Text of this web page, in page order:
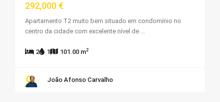
292,000 €
Apartamento T2 muito bem situado em condomínio no
centro da cidade com excelente nível de ...
2 1 101.00 m2
João Afonso Carvalho